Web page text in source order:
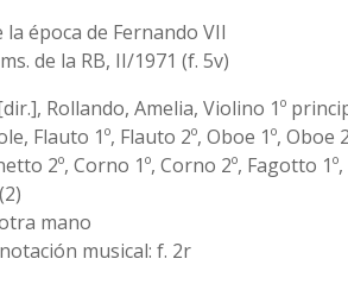
época de Fernando VII
de la RB, II/1971 (f. 5v)
Rollando, Amelia, Violino 1º
Flauto 1º, Flauto 2º, Oboe 1º, Oboe
2º, Corno 1º, Corno 2º, Fagotto
mano
musical: f. 2r